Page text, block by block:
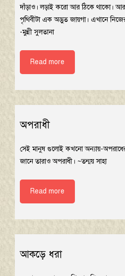
দাঁড়াও। লড়াই করো আর ঠিকে থাকো।
পৃথিবীটা এক অদ্ভুত জায়গা। এখানে
-মুন্নী সুলতানা
Read more
অপরাধী
সেই মানুষ গুলোই কখনো অন্যায়-অপরাধের
জানে তারাও অপরাধী। ~তন্ময় সাহা
Read more
আকড়ে ধরা